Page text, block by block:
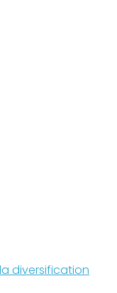
diversification